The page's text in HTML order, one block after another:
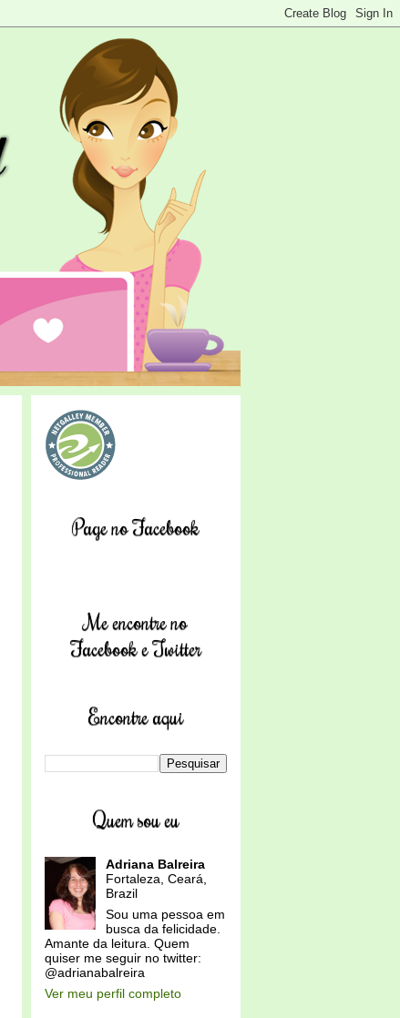
Page no Facebook
Me encontre no
Facebook e Twitter
Encontre aqui
Quem sou eu
Adriana Balreira
Fortaleza, Ceará,
Brazil
Sou uma pessoa em
busca da felicidade.
Amante da leitura. Quem
quiser me seguir no twitter:
@adrianabalreira
Ver meu perfil completo